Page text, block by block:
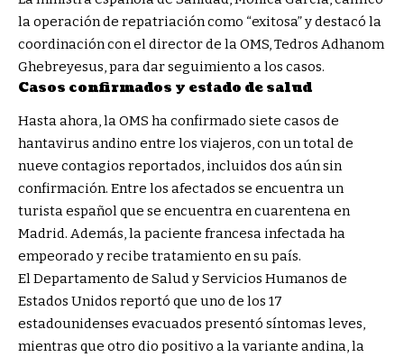
la operación de repatriación como “exitosa” y destacó la
coordinación con el director de la OMS, Tedros Adhanom
Ghebreyesus, para dar seguimiento a los casos.
Casos confirmados y estado de salud
Hasta ahora, la OMS ha confirmado siete casos de
hantavirus andino entre los viajeros, con un total de
nueve contagios reportados, incluidos dos aún sin
confirmación. Entre los afectados se encuentra un
turista español que se encuentra en cuarentena en
Madrid. Además, la paciente francesa infectada ha
empeorado y recibe tratamiento en su país.
El Departamento de Salud y Servicios Humanos de
Estados Unidos reportó que uno de los 17
estadounidenses evacuados presentó síntomas leves,
mientras que otro dio positivo a la variante andina, la